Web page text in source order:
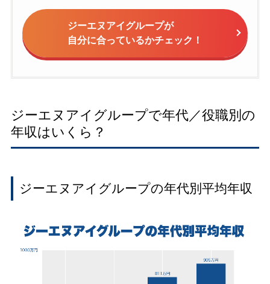
ジーエヌアイグループが
自分に合っているかチェック！
ジーエヌアイグループで年代／役職別の
年収はいくら？
ジーエヌアイグループの年代別平均年収